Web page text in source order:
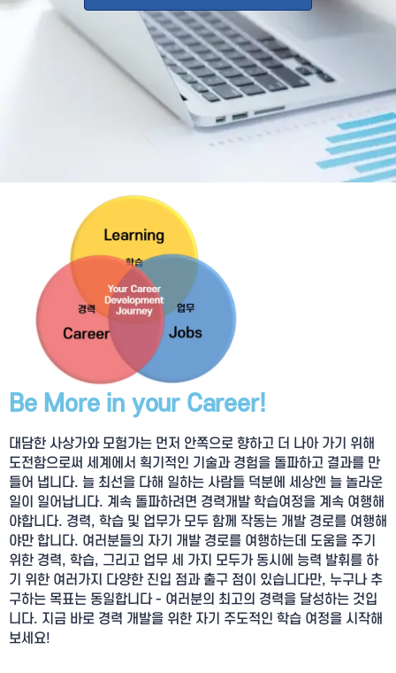
Be More in your Career!
대담한 사상가와 모험가는 먼저 안쪽으로 향하고 더 나아 가기 위해
도전함으로써 세계에서 획기적인 기술과 경험을 돌파하고 결과를 만
들어 냅니다. 늘 최선을 다해 일하는 사람들 덕분에 세상엔 늘 놀라운
일이 일어납니다. 계속 돌파하려면 경력개발 학습여정을 계속 여행해
야합니다. 경력, 학습 및 업무가 모두 함께 작동는 개발 경로를 여행해
야만 합니다. 여러분들의 자기 개발 경로를 여행하는데 도움을 주기
위한 경력, 학습, 그리고 업무 세 가지 모두가 동시에 능력 발휘를 하
기 위한 여러가지 다양한 진입 점과 출구 점이 있습니다만, 누구나 추
구하는 목표는 동일합니다 - 여러분의 최고의 경력을 달성하는 것입
니다. 지금 바로 경력 개발을 위한 자기 주도적인 학습 여정을 시작해
보세요!